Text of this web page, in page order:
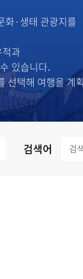
화·생태 관광지를
적과
있습니다.
선택해 여행을 계
검색어